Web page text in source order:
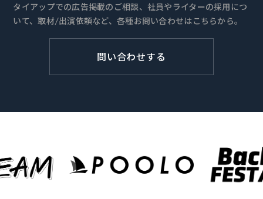
タイアップでの広告掲載のご相談、社員やライターの採用につ
いて、取材/出演依頼など、各種お問い合わせはこちらから。
問い合わせする